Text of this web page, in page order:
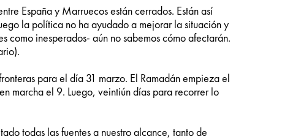
España y Marruecos están cerrados. Están así
la política no ha ayudado a mejorar la situación y
como inesperados- aún no sabemos cómo afectarán.
para el día 31 marzo. El Ramadán empieza el
marcha el 9. Luego, veintiún días para recorrer lo
todas las fuentes a nuestro alcance, tanto de